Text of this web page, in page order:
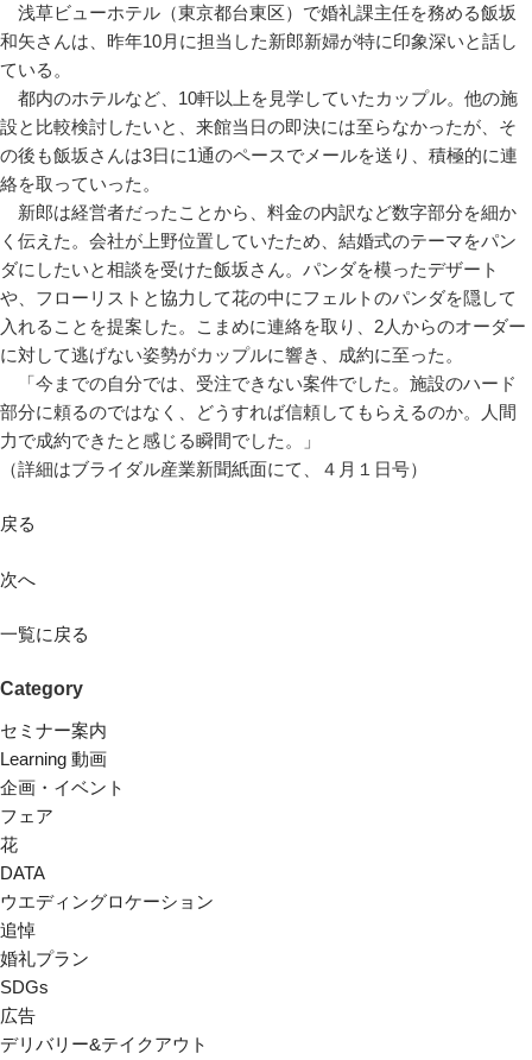
浅草ビューホテル（東京都台東区）で婚礼課主任を務める飯坂
和矢さんは、昨年10月に担当した新郎新婦が特に印象深いと話し
ている。
都内のホテルなど、10軒以上を見学していたカップル。他の施
設と比較検討したいと、来館当日の即決には至らなかったが、そ
の後も飯坂さんは3日に1通のペースでメールを送り、積極的に連
絡を取っていった。
新郎は経営者だったことから、料金の内訳など数字部分を細か
く伝えた。会社が上野位置していたため、結婚式のテーマをパン
ダにしたいと相談を受けた飯坂さん。パンダを模ったデザート
や、フローリストと協力して花の中にフェルトのパンダを隠して
入れることを提案した。こまめに連絡を取り、2人からのオーダー
に対して逃げない姿勢がカップルに響き、成約に至った。
「今までの自分では、受注できない案件でした。施設のハード
部分に頼るのではなく、どうすれば信頼してもらえるのか。人間
力で成約できたと感じる瞬間でした。」
（詳細はブライダル産業新聞紙面にて、４月１日号）
戻る
次へ
一覧に戻る
Category
セミナー案内
Learning 動画
企画・イベント
フェア
花
DATA
ウエディングロケーション
追悼
婚礼プラン
SDGs
広告
デリバリー&テイクアウト